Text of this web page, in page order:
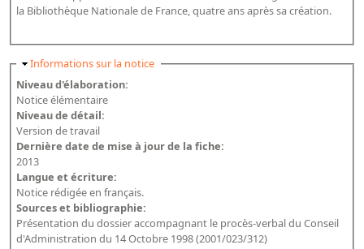
Revue de la Bibliothèque nationale de France
Listes et biographies des directeurs de départements
Implantations de la Bibliothèque nationale de France
Le fil de l'histoire (frise chonologique)
La Bibliothèque nationale de France à livre ouvert
Richelieu, Bibliothèques - Musée - Galeries
Gallica - Son histoire
Dépôt de la Commission de récupération artistique
la Bibliothèque Nationale de France, quatre ans après sa création.
Masquer
Informations sur la notice
Niveau d'élaboration:
Notice élémentaire
Niveau de détail:
Version de travail
Dernière date de mise à jour de la fiche:
2013
Langue et écriture:
Notice rédigée en français.
Sources et bibliographie:
Présentation du dossier accompagnant le procès-verbal du Conseil
d'Administration du 14 Octobre 1998 (2001/023/312)